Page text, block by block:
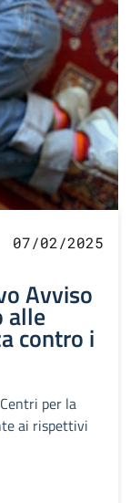
07/02/2025
Avviso
alle
contro i
per la
ai rispettivi